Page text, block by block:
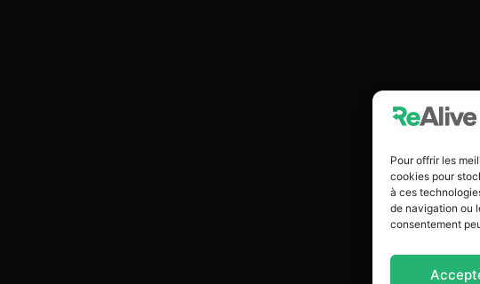
Pour offrir les
cookies pour
à ces
de navigation ou
consentement